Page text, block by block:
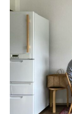
プライバシーポリシー